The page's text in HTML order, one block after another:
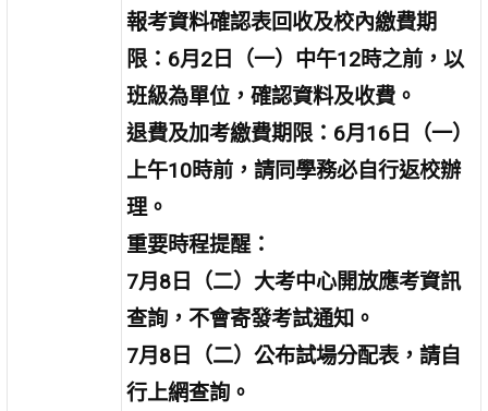
報考資料確認表回收及校內繳費期
限： 6月2 日（一）中午12時之前，以
班級為單位，確認資料及收費。
退費及加考繳費期限： 6月16 日（一）
上午10時前，請同學務必自行返校辦
理。
重要時程提醒：
7月8 日（二）大考中心開放應考資訊
查詢，不會寄發考試通知。
7月8日（二）公布試場分配表，請自
行上網查詢。